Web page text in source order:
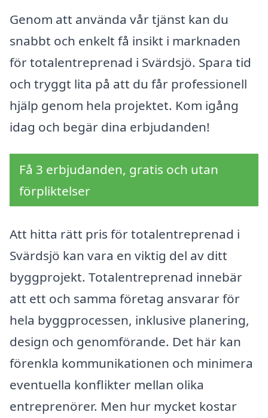
Genom att använda vår tjänst kan du
snabbt och enkelt få insikt i marknaden
för totalentreprenad i Svärdsjö. Spara tid
och tryggt lita på att du får professionell
hjälp genom hela projektet. Kom igång
idag och begär dina erbjudanden!
Få 3 erbjudanden, gratis och utan
förpliktelser
Att hitta rätt pris för totalentreprenad i
Svärdsjö kan vara en viktig del av ditt
byggprojekt. Totalentreprenad innebär
att ett och samma företag ansvarar för
hela byggprocessen, inklusive planering,
design och genomförande. Det här kan
förenkla kommunikationen och minimera
eventuella konflikter mellan olika
entreprenörer. Men hur mycket kostar